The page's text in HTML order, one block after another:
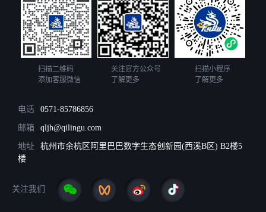
扫描二维码
添加客服微信
关注官方公众号
了解更多
扫描小程序
了解更多
电话 0571-85786856
邮箱 qljh@qilingu.com
地址
杭州市余杭区阿里巴巴数字生态创新园(西溪B区) B2楼5
楼
关注我们